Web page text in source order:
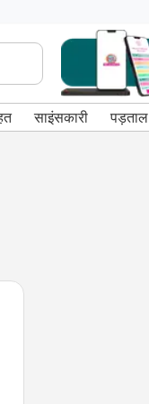
साइंसकारी पड़ताल